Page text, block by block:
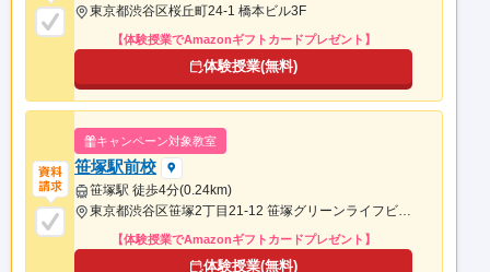
東京都渋谷区桜丘町24-1 橋本ビル3F
【体験授業でAmazonギフトカードプレゼント】
体験授業(無料)
キャンペーン対象教室
笹塚駅前校
笹塚駅 徒歩4分(0.24km)
東京都渋谷区笹塚2丁目21-12 笹塚グリーンライフビル1F
【体験授業でAmazonギフトカードプレゼント】
体験授業(無料)